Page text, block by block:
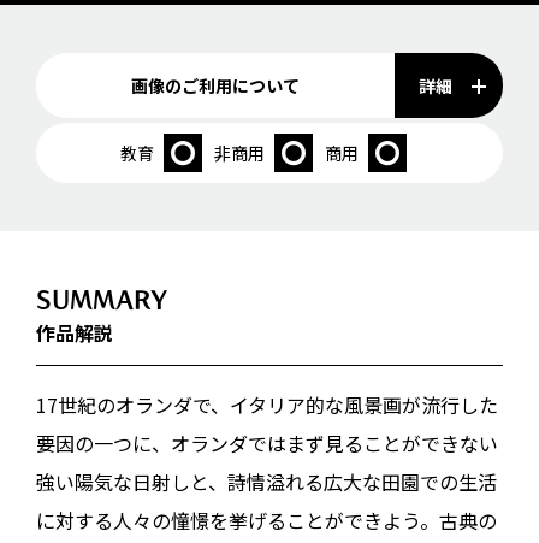
画像のご利用について 詳細
教育 非商用 商用
SUMMARY
作品解説
17世紀のオランダで、イタリア的な風景画が流行した
要因の一つに、オランダではまず見ることができない
強い陽気な日射しと、詩情溢れる広大な田園での生活
に対する人々の憧憬を挙げることができよう。古典の